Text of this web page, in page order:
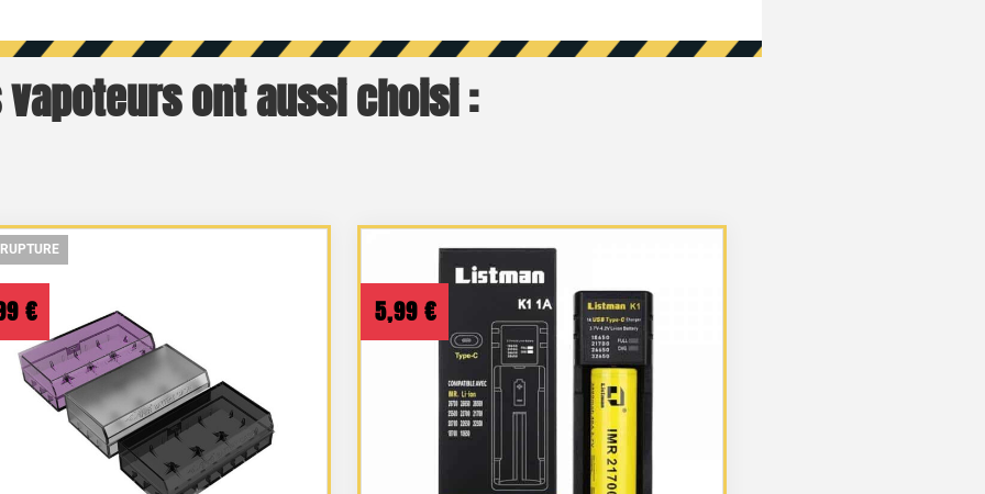
ont aussi choisi :
€ 5,99 €